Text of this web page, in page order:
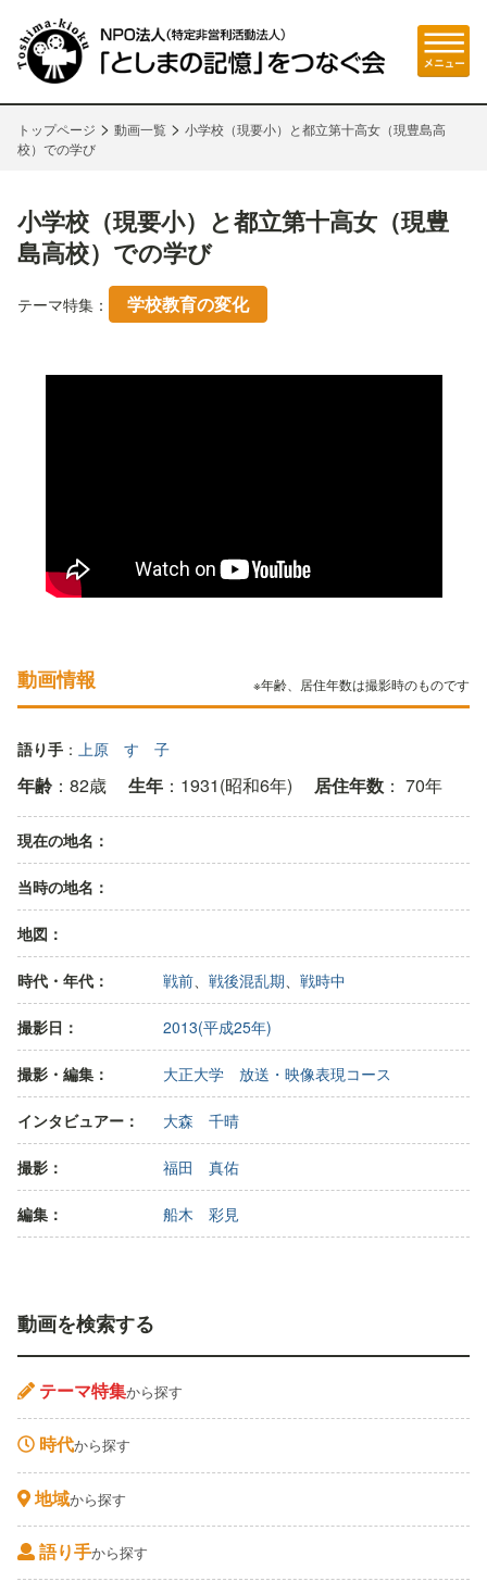
トップページ > 動画一覧 > 小学校（現要小）と都立第十高女（現豊島高
校）での学び
小学校（現要小）と都立第十高女（現豊
島高校）での学び
テーマ特集： 学校教育の変化
動画情報 ※年齢、居住年数は撮影時のものです
語り手 ： 上原 すゞ子
年齢 ：82歳 生年 ：1931(昭和6年) 居住年数 ： 70年
現在の地名：
当時の地名：
地図：
時代・年代： 戦前、 戦後混乱期、 戦時中
撮影日： 2013(平成25年)
撮影・編集： 大正大学 放送・映像表現コース
インタビュアー： 大森 千晴
撮影： 福田 真佑
編集： 船木 彩見
動画を検索する
テーマ特集から探す
時代から探す
地域から探す
語り手から探す